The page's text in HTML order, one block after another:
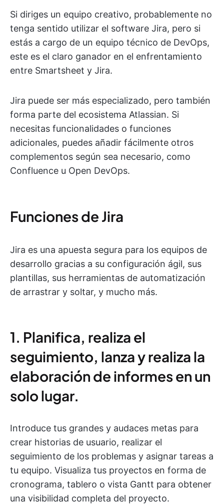
Si diriges un equipo creativo, probablemente no
tenga sentido utilizar el software Jira, pero si
estás a cargo de un equipo técnico de DevOps,
este es el claro ganador en el enfrentamiento
entre Smartsheet y Jira.
Jira puede ser más especializado, pero también
forma parte del ecosistema Atlassian. Si
necesitas funcionalidades o funciones
adicionales, puedes añadir fácilmente otros
complementos según sea necesario, como
Confluence u Open DevOps.
Funciones de Jira
Jira es una apuesta segura para los equipos de
desarrollo gracias a su configuración ágil, sus
plantillas, sus herramientas de automatización
de arrastrar y soltar, y mucho más.
1. Planifica, realiza el
seguimiento, lanza y realiza la
elaboración de informes en un
solo lugar.
Introduce tus grandes y audaces metas para
crear historias de usuario, realizar el
seguimiento de los problemas y asignar tareas a
tu equipo. Visualiza tus proyectos en forma de
cronograma, tablero o vista Gantt para obtener
una visibilidad completa del proyecto.